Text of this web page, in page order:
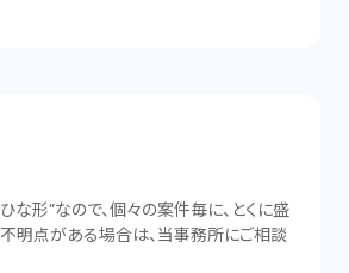
な形”なので、個々の案件毎に、とくに盛
明点がある場合は、当事務所にご相談